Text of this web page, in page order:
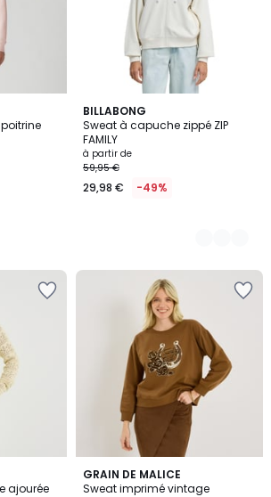
BILLABONG
Sweat à capuche zippé ZIP
FAMILY
à partir de
59,95 €
29,98 € -49%
3
Couleurs
ajourée
GRAIN DE MALICE
Sweat imprimé vintage